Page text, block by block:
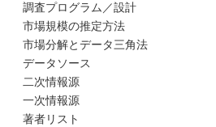
調査プログラム／設計
市場規模の推定方法
市場分解とデータ三角法
データソース
二次情報源
一次情報源
著者リスト